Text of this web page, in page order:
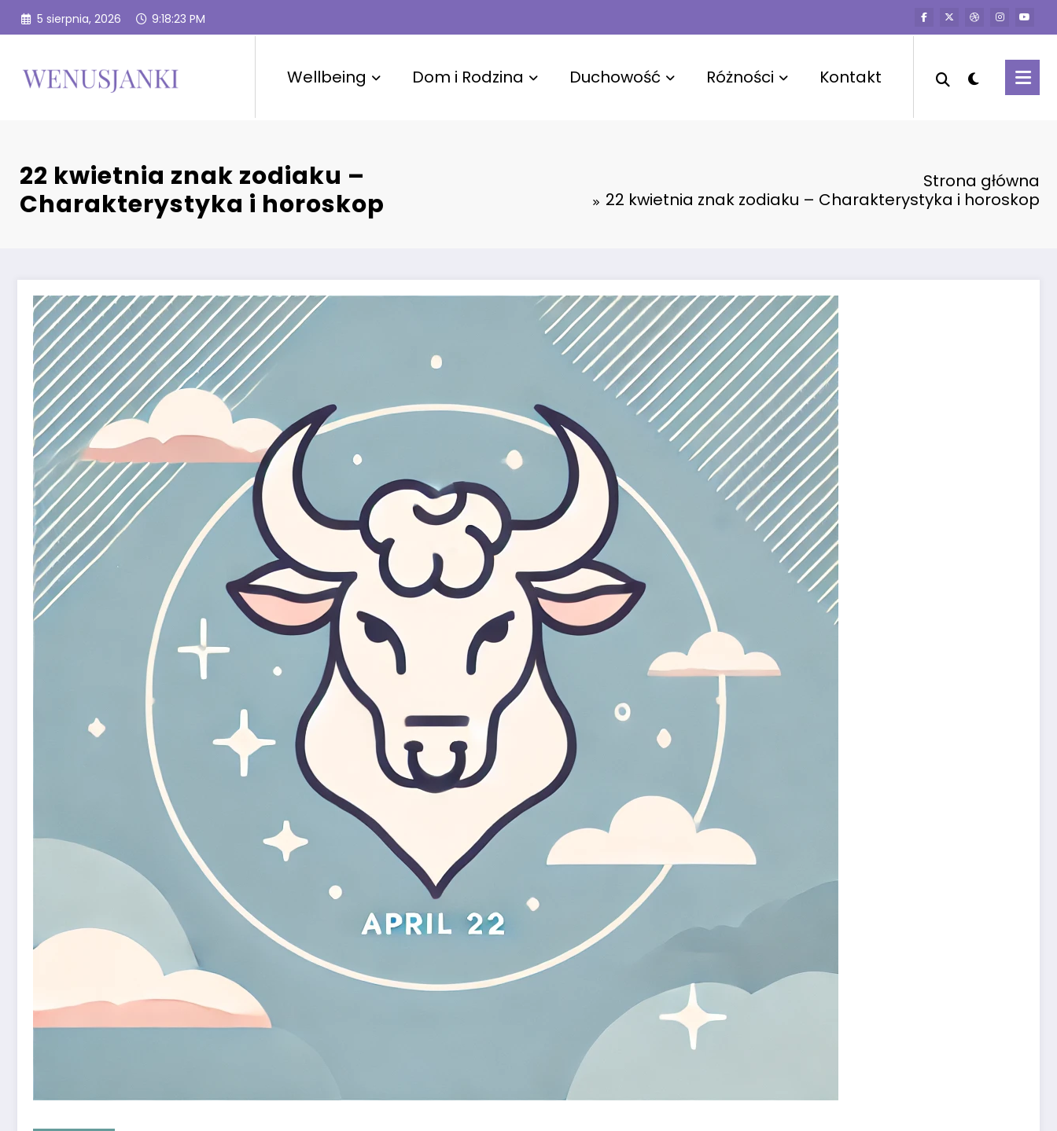
Przejdź
5 sierpnia, 2026 9:18:24 PM
Wellbeing Dom i Rodzina Duchowość Różności Kontakt
22 kwietnia znak zodiaku –
Charakterystyka i horoskop
Strona główna
22 kwietnia znak zodiaku – Charakterystyka i horoskop